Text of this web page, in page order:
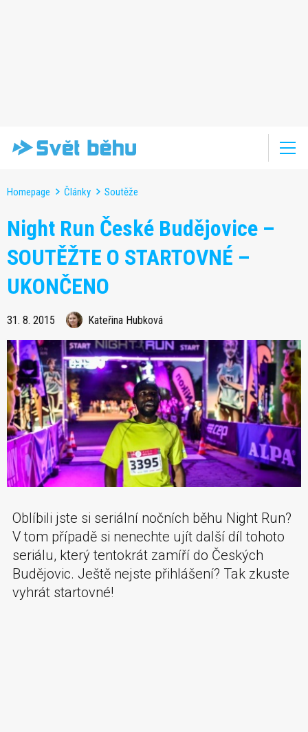
Homepage Články Soutěže
Night Run České Budějovice –
SOUTĚŽTE O STARTOVNÉ –
UKONČENO
31. 8. 2015 Kateřina Hubková
Oblíbili jste si seriální nočních běhu Night Run?
V tom případě si nenechte ujít další díl tohoto
seriálu, který tentokrát zamíří do Českých
Budějovic. Ještě nejste přihlášení? Tak zkuste
vyhrát startovné!